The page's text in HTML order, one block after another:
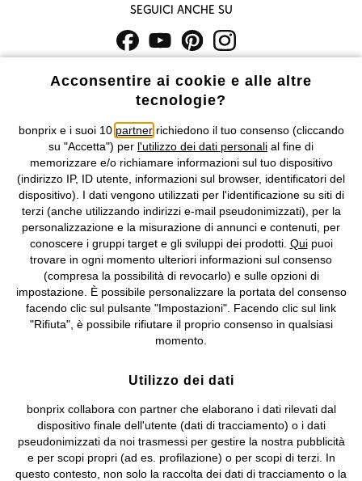
Seguici anche su
I prezzi sono IVA inclusa. Non includonole spese di spedizione e i
Condizioni di vendita Accessibilità
Informativa privacy e cookie Gestione dei cookie
Informazioni legali Diritto di recesso
© 2026 bonprix.
Tutti i diritti riservati.
bonprix S.r.l. con socio unico, sede legale: via Adua 33 - 13855
Valdengo (BI) C.F. 01510910027 - P.I. 01939830020, Reg. Imprese di
Biella n. 01510910027, R.E.A. BI - 171345, N. Reg. Pile:
IT09060P00000858, N. Reg. AEE: IT08020000002105 Capitale
Sociale: euro 1.000.000 i.v, Società soggetta all'attività di direzione
e coordinamento di bonprix Beteiligungs -Verwaltungsgesellschaft
Acconsentire ai cookie e alle altre
tecnologie?
bonprix e i suoi 10 partnerrichiedono il tuo consenso (cliccando
su "Accetta") per l'utilizzo dei dati personali al fine di
memorizzare e/o richiamare informazioni sul tuo dispositivo
(indirizzo IP, ID utente, informazioni sul browser, identificatori del
dispositivo). I dati vengono utilizzati per l'identificazione su siti di
terzi (anche utilizzando indirizzi e-mail pseudonimizzati), per la
personalizzazione e la misurazione di annunci e contenuti, per
conoscere i gruppi target e gli sviluppi dei prodotti. Quipuoi
trovare in ogni momento ulteriori informazioni sul consenso
(compresa la possibilità di revocarlo) e sulle opzioni di
impostazione. È possibile personalizzare la portata del consenso
facendo clic sul pulsante "Impostazioni". Facendo clic sul link
"Rifiuta", è possibile rifiutare il proprio consenso in qualsiasi
momento.
Utilizzo dei dati
bonprix collabora con partner che elaborano i dati rilevati dal
dispositivo finale dell'utente (dati di tracciamento) o i dati
pseudonimizzati da noi trasmessi per gestire la nostra pubblicità
e per scopi propri (ad es. profilazione) o per scopi di terzi. In
questo contesto, non solo la raccolta dei dati di tracciamento o la